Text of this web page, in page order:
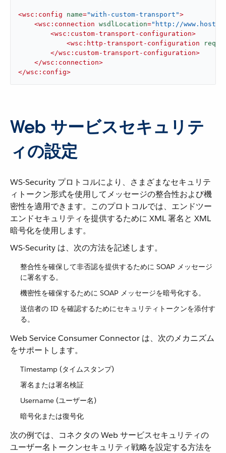
<wsc:config name="with-custom-transport">
<wsc:connection wsdlLocation="http://
<wsc:custom-transport-configuration>
<wsc:http-transport-configuration
</wsc:custom-transport-configuration>
</wsc:connection>
</wsc:config>
Web サービスセキュリテ
ィの設定
WS-Security プロトコルにより、さまざまなセキュリテ
ィトークン形式を使用してメッセージの整合性および機
密性を適用できます。このプロトコルでは、エンドツー
エンドセキュリティを提供するために XML 署名と XML
暗号化を使用します。
WS-Security は、次の方法を記述します。
整合性を確保して非否認を提供するために SOAP メッセージ
に署名する。
機密性を確保するために SOAP メッセージを暗号化する。
送信者の ID を確認するためにセキュリティトークンを添付す
る。
Web Service Consumer Connector は、次のメカニズム
をサポートします。
Timestamp (タイムスタンプ)
署名または署名検証
Username (ユーザー名)
暗号化または復号化
次の例では、コネクタの Web サービスセキュリティの
ユーザー名トークンセキュリティ戦略を設定する方法を